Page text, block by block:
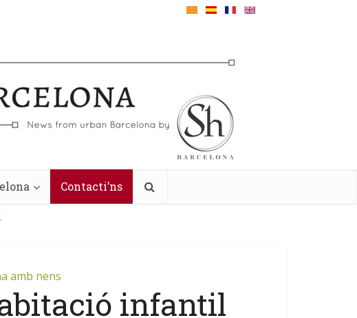
Contacti’ns
amb nens
infantil